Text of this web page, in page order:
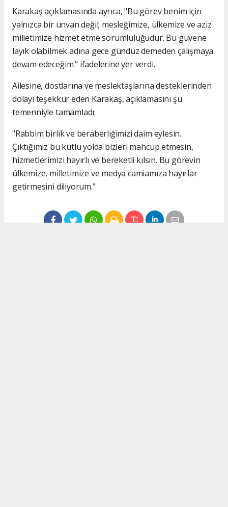
Karakaş açıklamasında ayrıca, "Bu görev benim için
yalnızca bir unvan değil; mesleğimize, ülkemize ve aziz
milletimize hizmet etme sorumluluğudur. Bu güvene
layık olabilmek adına gece gündüz demeden çalışmaya
devam edeceğim." ifadelerine yer verdi.
Ailesine, dostlarına ve meslektaşlarına desteklerinden
dolayı teşekkür eden Karakaş, açıklamasını şu
temenniyle tamamladı:
"Rabbim birlik ve beraberliğimizi daim eylesin.
Çıktığımız bu kutlu yolda bizleri mahcup etmesin,
hizmetlerimizi hayırlı ve bereketli kılsın. Bu görevin
ülkemize, milletimize ve medya camiamıza hayırlar
getirmesini diliyorum."